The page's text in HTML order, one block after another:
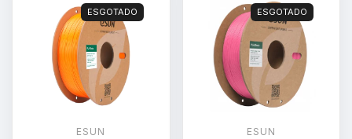
ESGOTADO
ESUN
ESGOTADO
ESUN